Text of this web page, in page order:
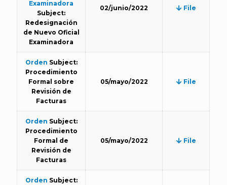
Examinadora
Subject:
Redesignación
de Nuevo Oficial
Examinadora
02/junio/2022 File
Orden Subject:
Procedimiento
Formal sobre
Revisión de
Facturas
05/mayo/2022 File
Orden Subject:
Procedimiento
Formal de
Revisión de
Facturas
05/mayo/2022 File
Orden Subject: